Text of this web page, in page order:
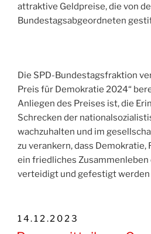
attraktive Geldpreise, die von
Bundestagsabgeordneten
Die SPD-Bundestagsfraktion
Preis für Demokratie 2024“
Anliegen des Preises ist, die
Schrecken der
wachzuhalten und im
zu verankern, dass
ein friedliches
verteidigt und gefestigt werden
VERÖFFENTLICHT
14.12.2023